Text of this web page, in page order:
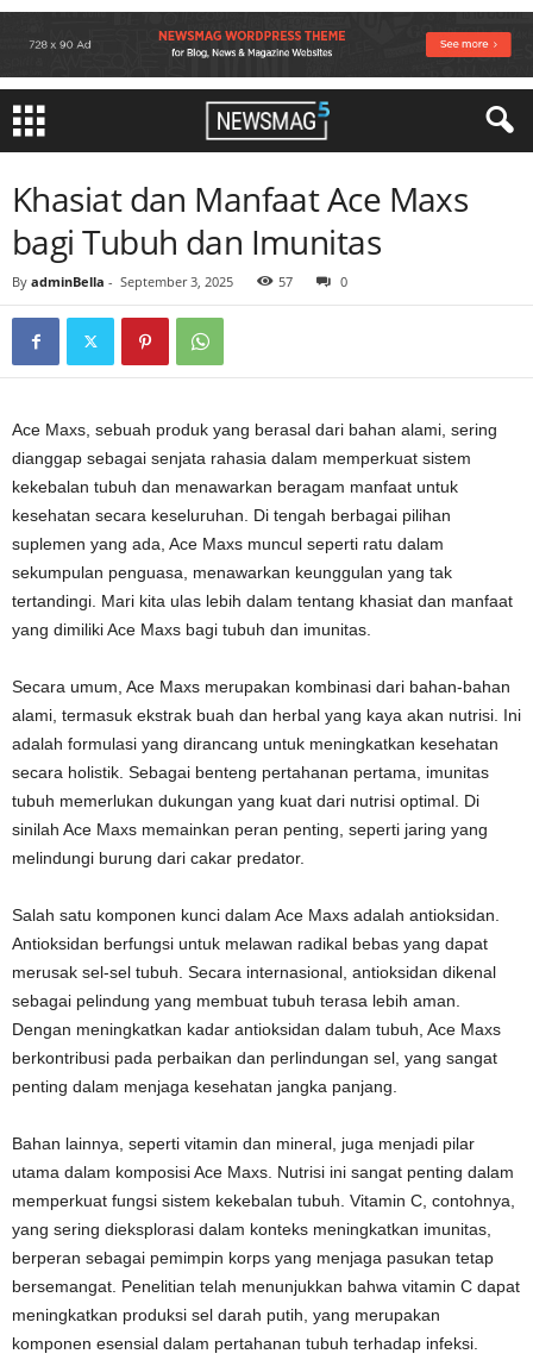
Khasiat dan Manfaat Ace Maxs
bagi Tubuh dan Imunitas
By adminBella - September 3, 2025 57 0
Ace Maxs, sebuah produk yang berasal dari bahan alami, sering
dianggap sebagai senjata rahasia dalam memperkuat sistem
kekebalan tubuh dan menawarkan beragam manfaat untuk
kesehatan secara keseluruhan. Di tengah berbagai pilihan
suplemen yang ada, Ace Maxs muncul seperti ratu dalam
sekumpulan penguasa, menawarkan keunggulan yang tak
tertandingi. Mari kita ulas lebih dalam tentang khasiat dan manfaat
yang dimiliki Ace Maxs bagi tubuh dan imunitas.
Secara umum, Ace Maxs merupakan kombinasi dari bahan-bahan
alami, termasuk ekstrak buah dan herbal yang kaya akan nutrisi. Ini
adalah formulasi yang dirancang untuk meningkatkan kesehatan
secara holistik. Sebagai benteng pertahanan pertama, imunitas
tubuh memerlukan dukungan yang kuat dari nutrisi optimal. Di
sinilah Ace Maxs memainkan peran penting, seperti jaring yang
melindungi burung dari cakar predator.
Salah satu komponen kunci dalam Ace Maxs adalah antioksidan.
Antioksidan berfungsi untuk melawan radikal bebas yang dapat
merusak sel-sel tubuh. Secara internasional, antioksidan dikenal
sebagai pelindung yang membuat tubuh terasa lebih aman.
Dengan meningkatkan kadar antioksidan dalam tubuh, Ace Maxs
berkontribusi pada perbaikan dan perlindungan sel, yang sangat
penting dalam menjaga kesehatan jangka panjang.
Bahan lainnya, seperti vitamin dan mineral, juga menjadi pilar
utama dalam komposisi Ace Maxs. Nutrisi ini sangat penting dalam
memperkuat fungsi sistem kekebalan tubuh. Vitamin C, contohnya,
yang sering dieksplorasi dalam konteks meningkatkan imunitas,
berperan sebagai pemimpin korps yang menjaga pasukan tetap
bersemangat. Penelitian telah menunjukkan bahwa vitamin C dapat
meningkatkan produksi sel darah putih, yang merupakan
komponen esensial dalam pertahanan tubuh terhadap infeksi.